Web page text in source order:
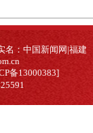
名：中国新闻网|福建
备13000383]